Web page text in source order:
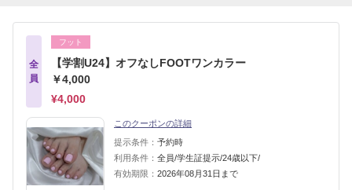
全
員
フット
【学割U24】オフなしFOOTワンカラー
￥4,000
¥4,000
このクーポンの詳細
提示条件： 予約時
利用条件： 全員/学生証提示/24歳以下/
有効期限： 2026年08月31日まで